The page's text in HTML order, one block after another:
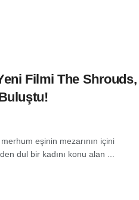
Filmi The Shrouds,
eşinin mezarının içini
dul bir kadını konu alan ...